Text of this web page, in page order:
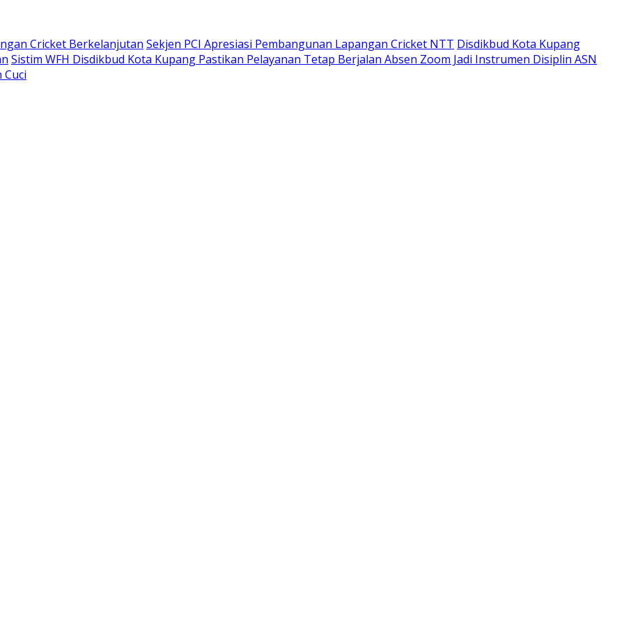
Cricket Berkelanjutan Sekjen PCI Apresiasi Pembangunan Lapangan Cricket NTT Disdikbud Kota Kupang
Sistim WFH Disdikbud Kota Kupang Pastikan Pelayanan Tetap Berjalan Absen Zoom Jadi Instrumen Disiplin ASN